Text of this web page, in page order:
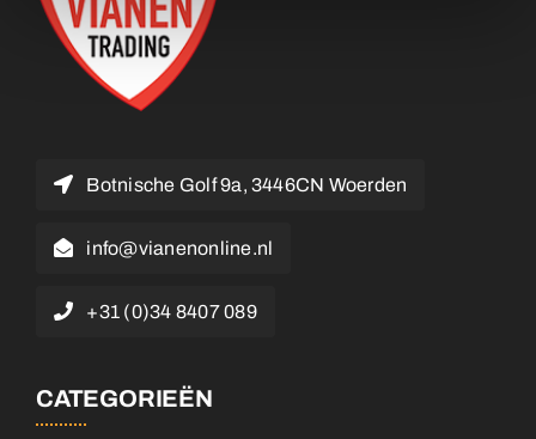
Botnische Golf 9a, 3446CN Woerden
info@vianenonline.nl
+31 (0)34 8407 089
CATEGORIEËN